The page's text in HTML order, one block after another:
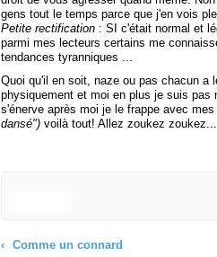
gens tout le temps parce que j'en vois
Petite rectification : SI c'était normal et
parmi mes lecteurs certains me
tendances tyranniques ...
Quoi qu'il en soit, naze ou pas chacun a
physiquement et moi en plus je suis pas
s'énerve après moi je le frappe avec
dansé") voilà tout! Allez zoukez zoukez...
Comme un connard